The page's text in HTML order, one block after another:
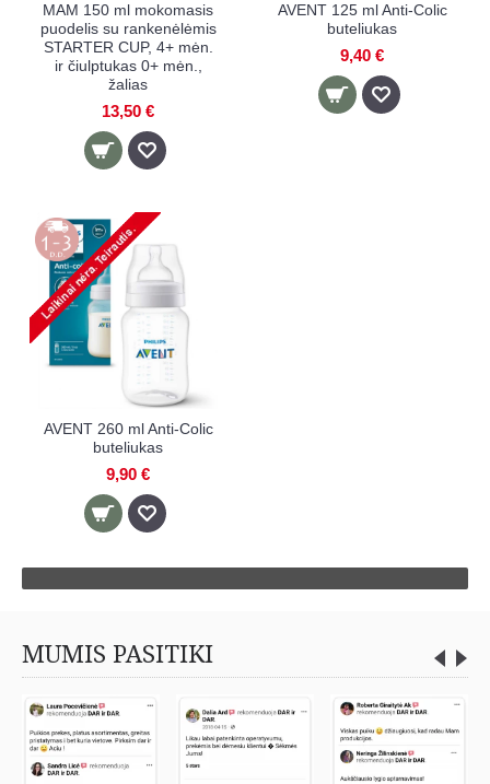
MAM 150 ml mokomasis
puodelis su rankenėlėmis
STARTER CUP, 4+ mėn.
ir čiulptukas 0+ mėn.,
žalias
13,50 €
AVENT 125 ml Anti-Colic
buteliukas
9,40 €
AVENT 260 ml Anti-Colic
buteliukas
9,90 €
MUMIS PASITIKI